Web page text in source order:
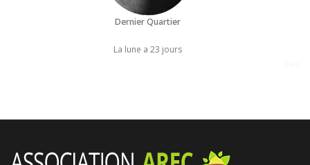
Dernier Quartier
La lune a 23 jours